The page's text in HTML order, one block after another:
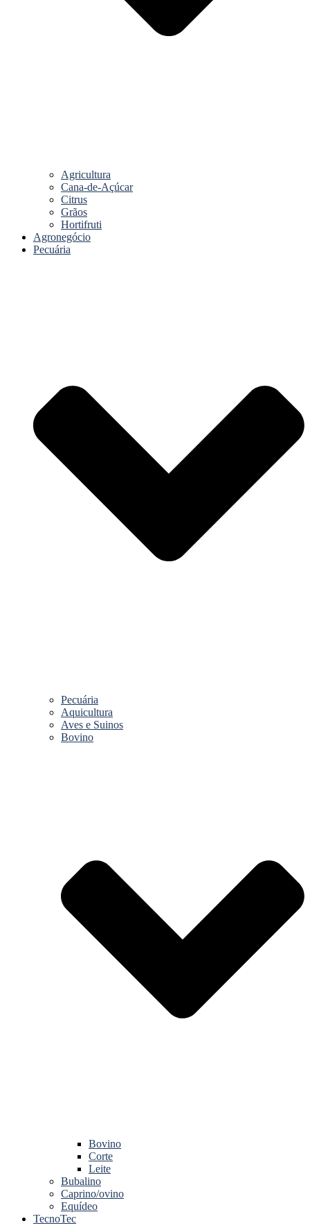
Agricultura
Cana-de-Açúcar
Citrus
Grãos
Hortifruti
Agronegócio
Pecuária
Pecuária
Aquicultura
Aves e Suinos
Bovino
Bovino
Corte
Leite
Bubalino
Caprino/ovino
Equídeo
TecnoTec